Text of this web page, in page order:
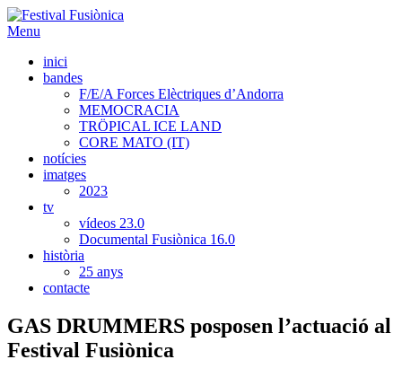
Menu
inici
bandes
F/E/A Forces Elèctriques d’Andorra
MEMOCRACIA
TRÖPICAL ICE LAND
CORE MATO (IT)
notícies
imatges
2023
tv
vídeos 23.0
Documental Fusiònica 16.0
història
25 anys
contacte
GAS DRUMMERS posposen l’actuació al
Festival Fusiònica